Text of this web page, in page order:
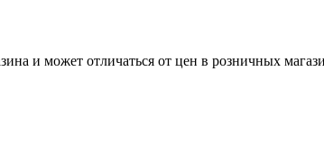
и может отличаться от цен в розничных